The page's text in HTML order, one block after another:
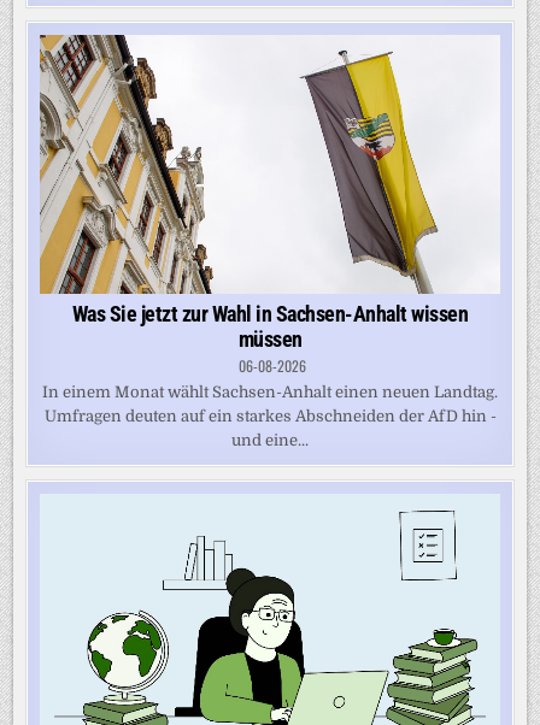
Was Sie jetzt zur Wahl in Sachsen-Anhalt wissen
müssen
06-08-2026
In einem Monat wählt Sachsen-Anhalt einen neuen Landtag.
Umfragen deuten auf ein starkes Abschneiden der AfD hin -
und eine...